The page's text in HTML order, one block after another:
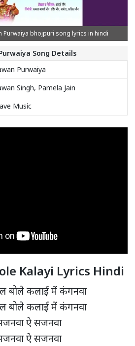
Purwaiya bhojpuri song lyrics in hindi
Song Details
Purwaiya
Singh, Pamela Jain
Music
Kalayi Lyrics Hindi
बोले कलाई में कंगनवा
बोले कलाई में कंगनवा
ऐ सजनवा
ऐ सजनवा